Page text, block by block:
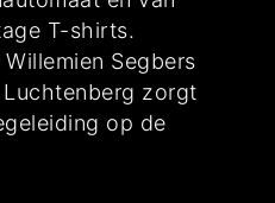
T-shirts.
Segbers
Luchtenberg zorgt
op de